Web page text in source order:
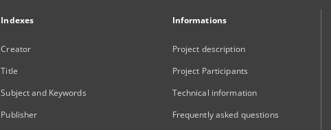
Indexes
Creator
Title
Subject and Keywords
Publisher
Informations
Project description
Project Participants
Technical information
Frequently asked questions